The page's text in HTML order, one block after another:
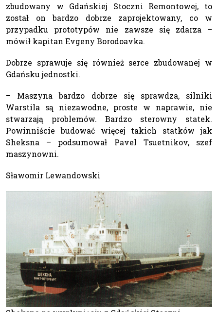
zbudowany w Gdańskiej Stoczni Remontowej, to
został on bardzo dobrze zaprojektowany, co w
przypadku prototypów nie zawsze się zdarza –
mówił kapitan Evgeny Borodoavka.
Dobrze sprawuje się również serce zbudowanej w
Gdańsku jednostki.
– Maszyna bardzo dobrze się sprawdza, silniki
Warstila są niezawodne, proste w naprawie, nie
stwarzają problemów. Bardzo sterowny statek.
Powinniście budować więcej takich statków jak
Sheksna – podsumował Pavel Tsuetnikov, szef
maszynowni.
Sławomir Lewandowski